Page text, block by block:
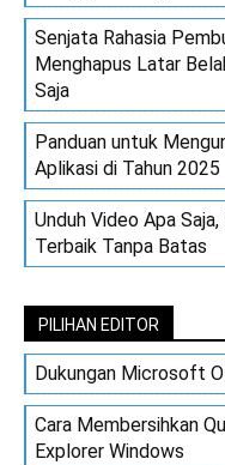
Senjata Rahasia
Menghapus Latar
Saja
Panduan untuk
Aplikasi di Tahun 2025
Unduh Video Apa
Terbaik Tanpa Batas
PILIHAN EDITOR
Dukungan Microsoft
Cara Membersihkan
Explorer Windows